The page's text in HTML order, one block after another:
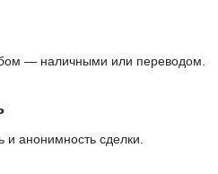
— наличными или переводом.
анонимность сделки.